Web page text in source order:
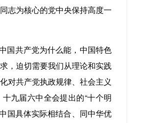
志为核心的党中央保持高度一
国共产党为什么能，中国特色
，迫切需要我们从理论和实践
对共产党执政规律、社会主义
九届六中全会提出的“十个明
国具体实际相结合、同中华优